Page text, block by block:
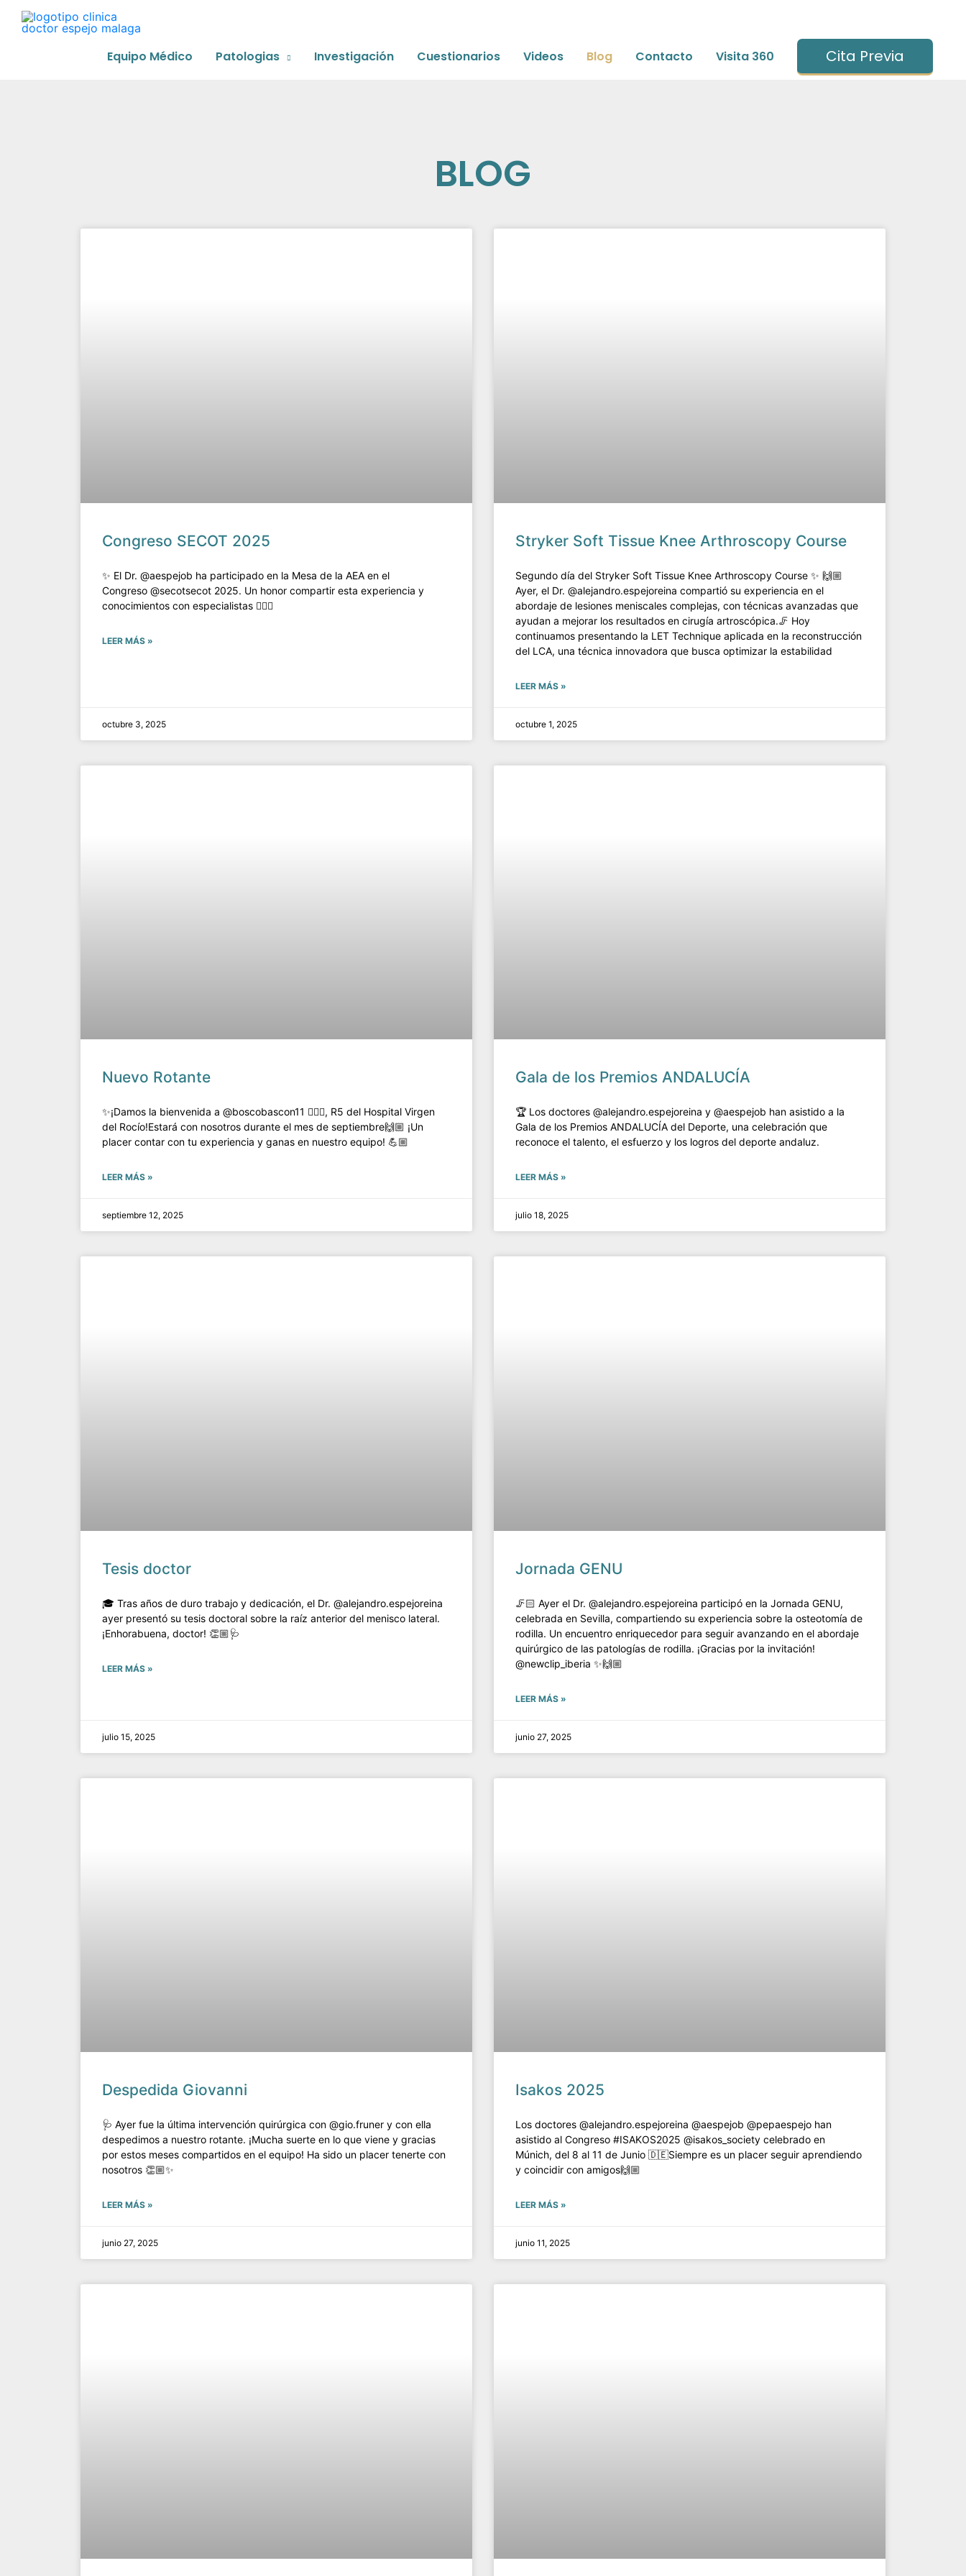
Equipo Médico Patologias Investigación Cuestionarios Videos Blog Contacto Visita 360 Cita Previa
BLOG
Congreso SECOT 2025
✨ El Dr. @aespejob ha participado en la Mesa de la AEA en el
Congreso @secotsecot 2025. Un honor compartir esta experiencia y
conocimientos con especialistas 👨🏻‍⚕️
LEER MÁS »
octubre 3, 2025
Stryker Soft Tissue Knee Arthroscopy Course
Segundo día del Stryker Soft Tissue Knee Arthroscopy Course ✨ 🙌🏼
Ayer, el Dr. @alejandro.espejoreina compartió su experiencia en el
abordaje de lesiones meniscales complejas, con técnicas avanzadas que
ayudan a mejorar los resultados en cirugía artroscópica.🦵 Hoy
continuamos presentando la LET Technique aplicada en la reconstrucción
del LCA, una técnica innovadora que busca optimizar la estabilidad
LEER MÁS »
octubre 1, 2025
Nuevo Rotante
✨¡Damos la bienvenida a @boscobascon11 🧑🏻‍⚕️, R5 del Hospital Virgen
del Rocío!Estará con nosotros durante el mes de septiembre🙌🏼 ¡Un
placer contar con tu experiencia y ganas en nuestro equipo! 💪🏼
LEER MÁS »
septiembre 12, 2025
Gala de los Premios ANDALUCÍA
🏆 Los doctores @alejandro.espejoreina y @aespejob han asistido a la
Gala de los Premios ANDALUCÍA del Deporte, una celebración que
reconoce el talento, el esfuerzo y los logros del deporte andaluz.
LEER MÁS »
julio 18, 2025
Tesis doctor
🎓 Tras años de duro trabajo y dedicación, el Dr. @alejandro.espejoreina
ayer presentó su tesis doctoral sobre la raíz anterior del menisco lateral.
¡Enhorabuena, doctor! 👏🏼🩺
LEER MÁS »
julio 15, 2025
Jornada GENU
🦵🏻 Ayer el Dr. @alejandro.espejoreina participó en la Jornada GENU,
celebrada en Sevilla, compartiendo su experiencia sobre la osteotomía de
rodilla. Un encuentro enriquecedor para seguir avanzando en el abordaje
quirúrgico de las patologías de rodilla. ¡Gracias por la invitación!
@newclip_iberia ✨🙌🏼
LEER MÁS »
junio 27, 2025
Despedida Giovanni
🩺 Ayer fue la última intervención quirúrgica con @gio.fruner y con ella
despedimos a nuestro rotante. ¡Mucha suerte en lo que viene y gracias
por estos meses compartidos en el equipo! Ha sido un placer tenerte con
nosotros 👏🏼✨
LEER MÁS »
junio 27, 2025
Isakos 2025
Los doctores @alejandro.espejoreina @aespejob @pepaespejo han
asistido al Congreso #ISAKOS2025 @isakos_society celebrado en
Múnich, del 8 al 11 de Junio 🇩🇪Siempre es un placer seguir aprendiendo
y coincidir con amigos🙌🏼
LEER MÁS »
junio 11, 2025